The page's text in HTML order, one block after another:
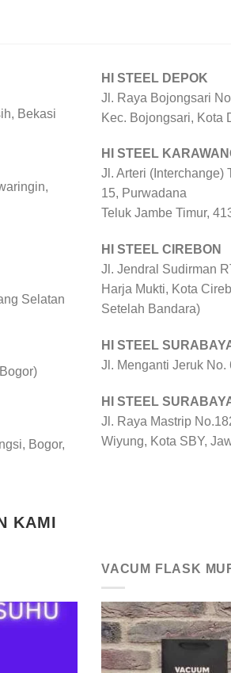
Bekasi
Selatan
Bogor,
HI STEEL DEPOK
Jl. Raya Bojongsari
Kec. Bojongsari, Kota
HI STEEL
Jl. Arteri (Interchange)
15, Purwadana
Teluk Jambe Timur,
HI STEEL CIREBON
Jl. Jendral Sudirman
Harja Mukti, Kota
Setelah Bandara)
HI STEEL
Jl. Menganti Jeruk No.
HI STEEL
Jl. Raya Mastrip
Wiyung, Kota SBY,
KAMI
VACUM FLASK